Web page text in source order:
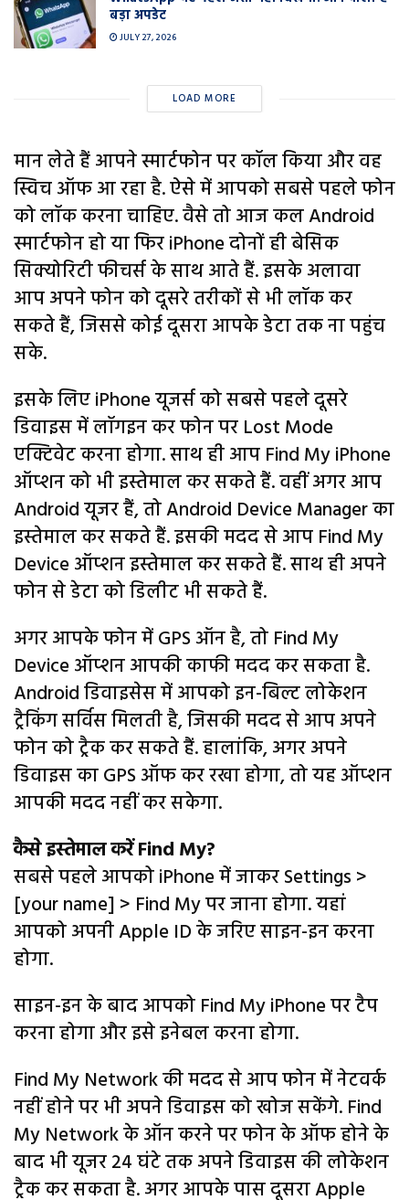
बड़ा अपडेट
JULY 27, 2026
LOAD MORE
मान लेते हैं आपने स्मार्टफोन पर कॉल किया और वह
स्विच ऑफ आ रहा है. ऐसे में आपको सबसे पहले फोन
को लॉक करना चाहिए. वैसे तो आज कल Android
स्मार्टफोन हो या फिर iPhone दोनों ही बेसिक
सिक्योरिटी फीचर्स के साथ आते हैं. इसके अलावा
आप अपने फोन को दूसरे तरीकों से भी लॉक कर
सकते हैं, जिससे कोई दूसरा आपके डेटा तक ना पहुंच
सके.
इसके लिए iPhone यूजर्स को सबसे पहले दूसरे
डिवाइस में लॉगइन कर फोन पर Lost Mode
एक्टिवेट करना होगा. साथ ही आप Find My iPhone
ऑप्शन को भी इस्तेमाल कर सकते हैं. वहीं अगर आप
Android यूजर हैं, तो Android Device Manager का
इस्तेमाल कर सकते हैं. इसकी मदद से आप Find My
Device ऑप्शन इस्तेमाल कर सकते हैं. साथ ही अपने
फोन से डेटा को डिलीट भी सकते हैं.
अगर आपके फोन में GPS ऑन है, तो Find My
Device ऑप्शन आपकी काफी मदद कर सकता है.
Android डिवाइसेस में आपको इन-बिल्ट लोकेशन
ट्रैकिंग सर्विस मिलती है, जिसकी मदद से आप अपने
फोन को ट्रैक कर सकते हैं. हालांकि, अगर अपने
डिवाइस का GPS ऑफ कर रखा होगा, तो यह ऑप्शन
आपकी मदद नहीं कर सकेगा.
कैसे इस्तेमाल करें Find My?
सबसे पहले आपको iPhone में जाकर Settings >
[your name] > Find My पर जाना होगा. यहां
आपको अपनी Apple ID के जरिए साइन-इन करना
होगा.
साइन-इन के बाद आपको Find My iPhone पर टैप
करना होगा और इसे इनेबल करना होगा.
Find My Network की मदद से आप फोन में नेटवर्क
नहीं होने पर भी अपने डिवाइस को खोज सकेंगे. Find
My Network के ऑन करने पर फोन के ऑफ होने के
बाद भी यूजर 24 घंटे तक अपने डिवाइस की लोकेशन
ट्रैक कर सकता है. अगर आपके पास दूसरा Apple